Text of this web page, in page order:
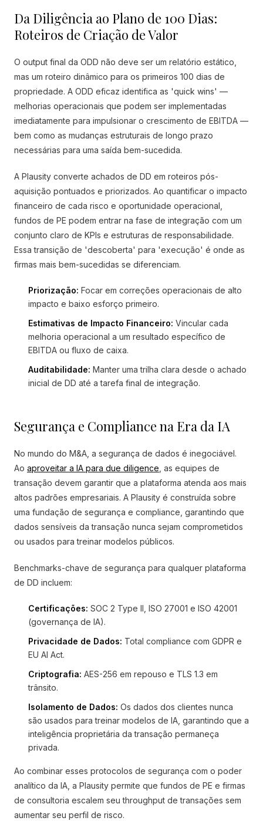
Da Diligência ao Plano de 100 Dias:
Roteiros de Criação de Valor
O output final da ODD não deve ser um relatório estático,
mas um roteiro dinâmico para os primeiros 100 dias de
propriedade. A ODD eficaz identifica as 'quick wins' —
melhorias operacionais que podem ser implementadas
imediatamente para impulsionar o crescimento de EBITDA —
bem como as mudanças estruturais de longo prazo
necessárias para uma saída bem-sucedida.
A Plausity converte achados de DD em roteiros pós-
aquisição pontuados e priorizados. Ao quantificar o impacto
financeiro de cada risco e oportunidade operacional,
fundos de PE podem entrar na fase de integração com um
conjunto claro de KPIs e estruturas de responsabilidade.
Essa transição de 'descoberta' para 'execução' é onde as
firmas mais bem-sucedidas se diferenciam.
Priorização: Focar em correções operacionais de alto
impacto e baixo esforço primeiro.
Estimativas de Impacto Financeiro: Vincular cada
melhoria operacional a um resultado específico de
EBITDA ou fluxo de caixa.
Auditabilidade: Manter uma trilha clara desde o achado
inicial de DD até a tarefa final de integração.
Segurança e Compliance na Era da IA
No mundo do M&A, a segurança de dados é inegociável.
Ao aproveitar a IA para due diligence , as equipes de
transação devem garantir que a plataforma atenda aos mais
altos padrões empresariais. A Plausity é construída sobre
uma fundação de segurança e compliance, garantindo que
dados sensíveis da transação nunca sejam comprometidos
ou usados para treinar modelos públicos.
Benchmarks-chave de segurança para qualquer plataforma
de DD incluem:
Certificações: SOC 2 Type II, ISO 27001 e ISO 42001
(governança de IA).
Privacidade de Dados: Total compliance com GDPR e
EU AI Act.
Criptografia: AES-256 em repouso e TLS 1.3 em
trânsito.
Isolamento de Dados: Os dados dos clientes nunca
são usados para treinar modelos de IA, garantindo que a
inteligência proprietária da transação permaneça
privada.
Ao combinar esses protocolos de segurança com o poder
analítico da IA, a Plausity permite que fundos de PE e firmas
de consultoria escalem seu throughput de transações sem
aumentar seu perfil de risco.